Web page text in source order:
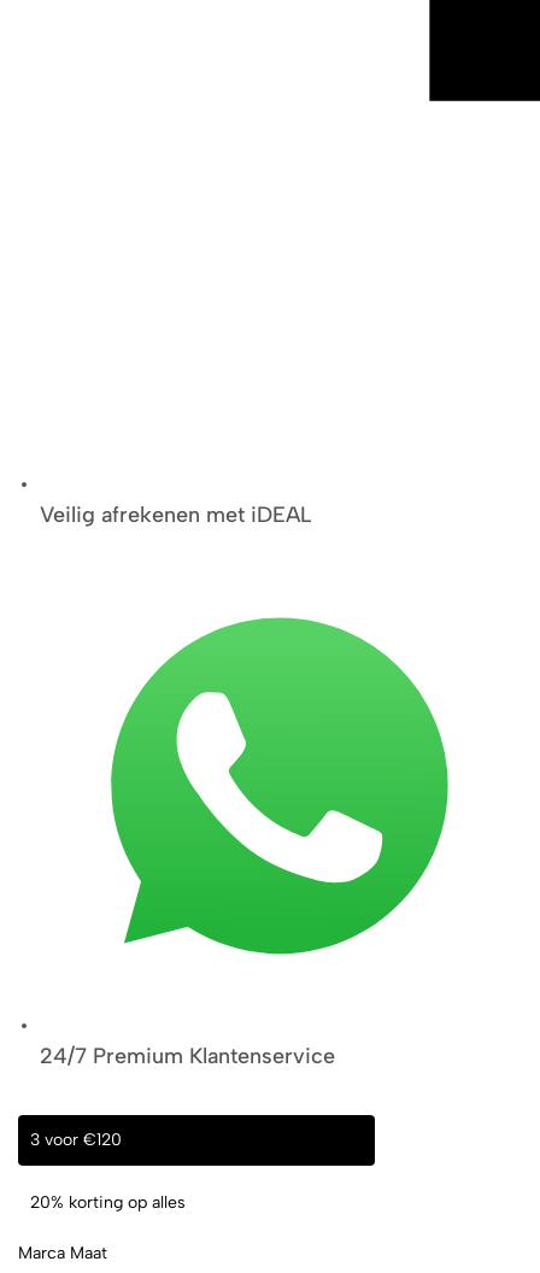
Veilig afrekenen met iDEAL
24/7 Premium Klantenservice
3 voor €120
20% korting op alles
Marca Maat